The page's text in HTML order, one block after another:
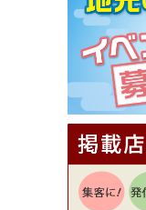
【ジモア
⇒8,800円
（ミックル
[有効期限]2026
【ジモア読
理5品+2時
ore（ピア
[有効期限]2026
【ジモア
降（創作イ
[有効期限]2026